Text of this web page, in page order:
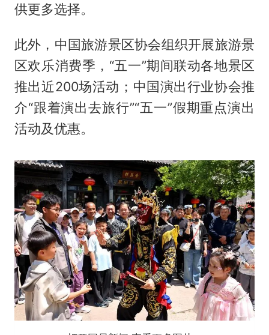
供更多选择。
此外，中国旅游景区协会组织开展旅游景
区欢乐消费季，“五一”期间联动各地景区
推出近200场活动；中国演出行业协会推
介“跟着演出去旅行”“五一”假期重点演出
活动及优惠。